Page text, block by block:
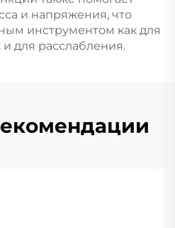
и напряжения, что
инструментом как для
и для расслабления.